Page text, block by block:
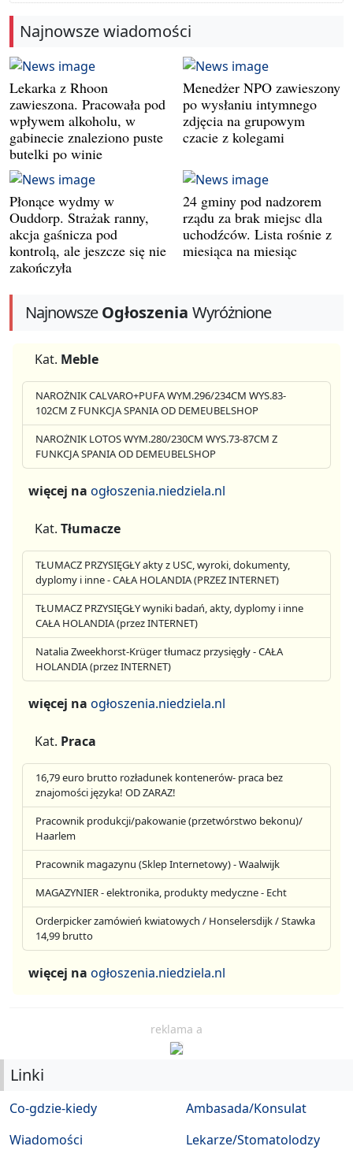
Najnowsze wiadomości
Lekarka z Rhoon
zawieszona. Pracowała pod
wpływem alkoholu, w
gabinecie znaleziono puste
butelki po winie
Menedżer NPO zawieszony
po wysłaniu intymnego
zdjęcia na grupowym
czacie z kolegami
Płonące wydmy w
Ouddorp. Strażak ranny,
akcja gaśnicza pod
kontrolą, ale jeszcze się nie
zakończyła
24 gminy pod nadzorem
rządu za brak miejsc dla
uchodźców. Lista rośnie z
miesiąca na miesiąc
NajnowszeOgłoszenia Wyróżnione
Kat. Meble
NAROŻNIK CALVARO+PUFA WYM.296/234CM WYS.83-
102CM Z FUNKCJA SPANIA OD DEMEUBELSHOP
NAROŻNIK LOTOS WYM.280/230CM WYS.73-87CM Z
FUNKCJA SPANIA OD DEMEUBELSHOP
więcej na ogłoszenia.niedziela.nl
Kat. Tłumacze
TŁUMACZ PRZYSIĘGŁY akty z USC, wyroki, dokumenty,
dyplomy i inne - CAŁA HOLANDIA (PRZEZ INTERNET)
TŁUMACZ PRZYSIĘGŁY wyniki badań, akty, dyplomy i inne
CAŁA HOLANDIA (przez INTERNET)
Natalia Zweekhorst-Krüger tłumacz przysięgły - CAŁA
HOLANDIA (przez INTERNET)
więcej na ogłoszenia.niedziela.nl
Kat. Praca
16,79 euro brutto rozładunek kontenerów- praca bez
znajomości języka! OD ZARAZ!
Pracownik produkcji/pakowanie (przetwórstwo bekonu)/
Haarlem
Pracownik magazynu (Sklep Internetowy) - Waalwijk
MAGAZYNIER - elektronika, produkty medyczne - Echt
Orderpicker zamówień kwiatowych / Honselersdijk / Stawka
14,99 brutto
więcej na ogłoszenia.niedziela.nl
reklama a
Linki
Co-gdzie-kiedy
Wiadomości
Ambasada/Konsulat
Lekarze/Stomatolodzy